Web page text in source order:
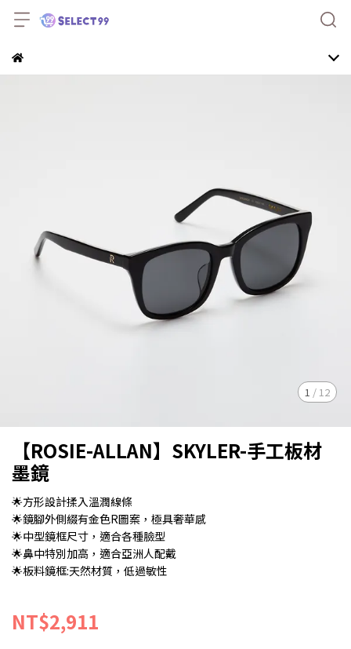
1 / 12
【ROSIE-ALLAN】SKYLER-手工板材
墨鏡
🌟方形設計揉入溫潤線條
🌟鏡腳外側綴有金色R圖案，極具奢華感
🌟中型鏡框尺寸，適合各種臉型
🌟鼻中特別加高，適合亞洲人配戴
🌟板料鏡框:天然材質，低過敏性
NT$2,911